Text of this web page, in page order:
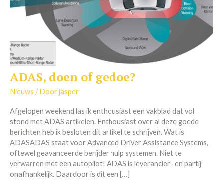
ADAS, doen of gedoe?
Nieuws / Doorjasper
Afgelopen weekend las ik enthousiast een vakblad dat vol
stond met ADAS artikelen. Enthousiast over al deze goede
berichten heb ik besloten dit artikel te schrijven. Wat is
ADASADAS staat voor Advanced Driver Assistance Systems,
oftewel geavanceerde berijder hulp systemen. Niet te
verwarren met een autopilot! ADAS is leverancier- en partij
onafhankelijk. Daardoor is dit een […]
ADAS,
of